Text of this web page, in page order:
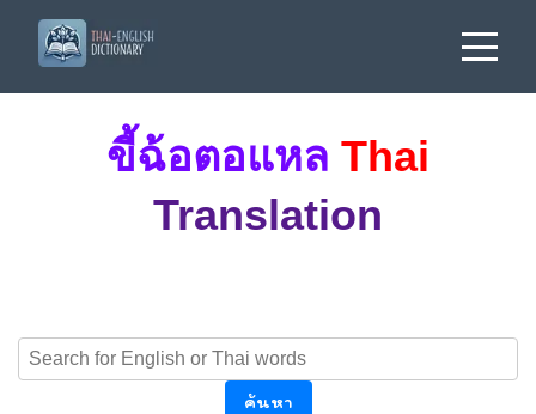
ขี้ฉ้อตอแหล Thai
Translation
ค้นหา